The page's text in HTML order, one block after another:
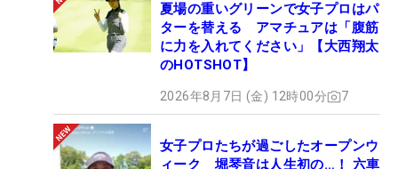
夏場の重いグリーンで女子プロはパ
ターを替える アマチュアは「腹筋
に力を入れてください」【大西翔太
のHOTSHOT】
2026年8月7日 (金) 12時00分 7
女子プロたちが過ごしたオープンウ
ィーク 堀琴音は人生初の…！ 六車